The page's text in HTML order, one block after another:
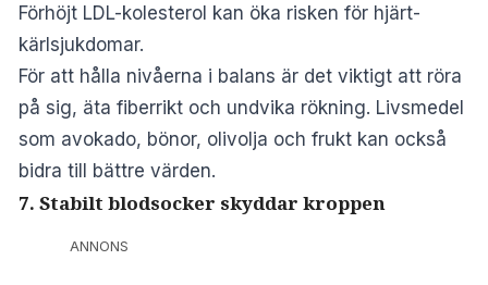
Förhöjt LDL-kolesterol kan öka risken för hjärt-
kärlsjukdomar.
För att hålla nivåerna i balans är det viktigt att röra
på sig, äta fiberrikt och undvika rökning. Livsmedel
som avokado, bönor, olivolja och frukt kan också
bidra till bättre värden.
7. Stabilt blodsocker skyddar kroppen
ANNONS